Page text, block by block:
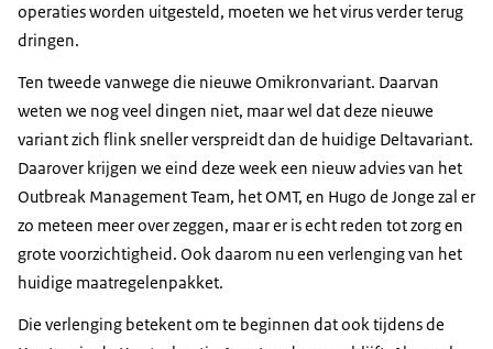
operaties worden uitgesteld, moeten we het virus verder terug
dringen.
Ten tweede vanwege die nieuwe Omikronvariant. Daarvan
weten we nog veel dingen niet, maar wel dat deze nieuwe
variant zich flink sneller verspreidt dan de huidige Deltavariant.
Daarover krijgen we eind deze week een nieuw advies van het
Outbreak Management Team, het OMT, en Hugo de Jonge zal er
zo meteen meer over zeggen, maar er is echt reden tot zorg en
grote voorzichtigheid. Ook daarom nu een verlenging van het
huidige maatregelenpakket.
Die verlenging betekent om te beginnen dat ook tijdens de